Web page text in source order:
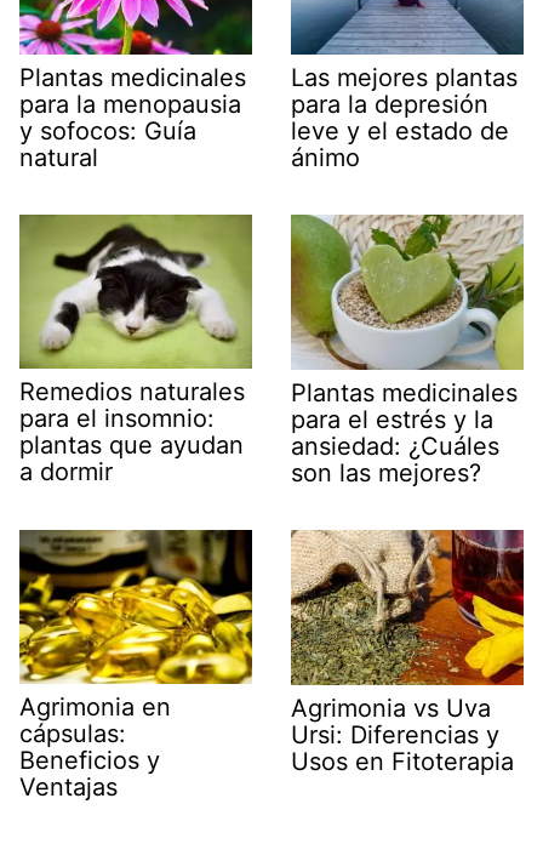
Plantas medicinales
para la menopausia
y sofocos: Guía
natural
Las mejores plantas
para la depresión
leve y el estado de
ánimo
Remedios naturales
para el insomnio:
plantas que ayudan
a dormir
Plantas medicinales
para el estrés y la
ansiedad: ¿Cuáles
son las mejores?
Agrimonia en
cápsulas:
Beneficios y
Ventajas
Agrimonia vs Uva
Ursi: Diferencias y
Usos en Fitoterapia